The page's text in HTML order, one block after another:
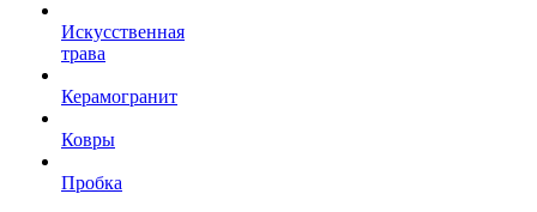
Искусственная
трава
Керамогранит
Ковры
Пробка